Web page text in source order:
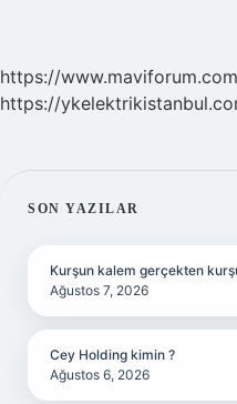
https://
https://
SIDEBAR
SON YAZILAR
Kurşun kalem gerçekten
Ağustos 7, 2026
Cey Holding kimin ?
Ağustos 6, 2026